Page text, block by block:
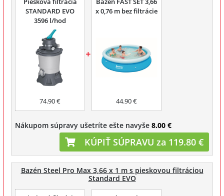
STANDARD EVO
3596 l/hod
74.90 €
x 0,76 m bez filtrácie
44.90 €
Nákupom súpravy ušetríte ešte navyše 8.00 €
KÚPIŤ SÚPRAVU za 119.80 €
Bazén Steel Pro Max 3,66 x 1 m s pieskovou filtráciou
Standard EVO